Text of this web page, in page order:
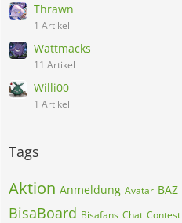
Thrawn
1 Artikel
Wattmacks
11 Artikel
Willi00
1 Artikel
Tags
Aktion Anmeldung Avatar BAZ
BisaBoard Bisafans Chat Contest